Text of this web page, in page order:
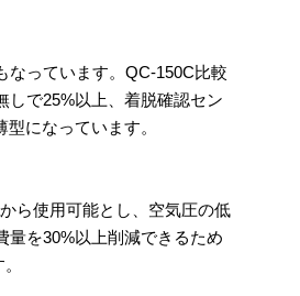
なっています。QC-150C比較
しで25%以上、着脱確認セン
になっています。
ら使用可能とし、空気圧の低
量を30%以上削減できるため